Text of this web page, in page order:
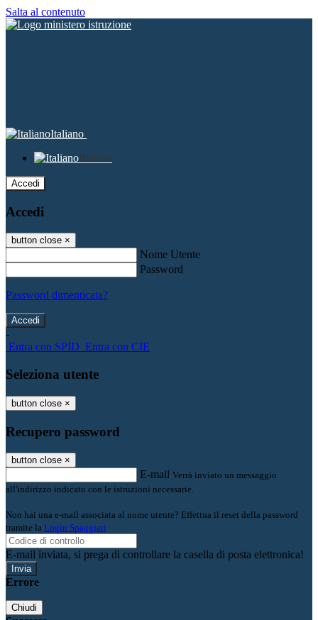
Salta al contenuto
Italiano
Italiano
Accedi
Accedi
button close ×
Nome Utente
Password
Password dimenticata?
-
Entra con SPID Entra con CIE
Seleziona utente
button close ×
Recupero password
button close ×
E-mail Verrà inviato un messaggio
all'indirizzo indicato con le istruzioni necessarie.
Non hai una e-mail associata al nome utente? Effettua il reset della password
tramite la Login Spaggiari
E-mail inviata, si prega di controllare la casella di posta elettronica!
Errore
Chiudi